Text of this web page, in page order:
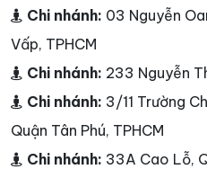
Chi nhánh: 03 Nguyễn
Vấp, TPHCM
Chi nhánh: 233 Nguyễn
Chi nhánh: 3/11 Trường
Quận Tân Phú, TPHCM
Chi nhánh: 33A Cao Lỗ,